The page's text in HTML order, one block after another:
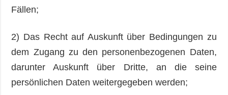
Fällen;
2) Das Recht auf Auskunft über Bedingungen zu
dem Zugang zu den personenbezogenen Daten,
darunter Auskunft über Dritte, an die seine
persönlichen Daten weitergegeben werden;